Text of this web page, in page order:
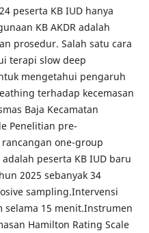
peserta KB IUD hanya
KB AKDR adalah
prosedur. Salah satu cara
terapi slow deep
mengetahui pengaruh
terhadap kecemasan
Baja Kecamatan
Penelitian pre-
one-group
peserta KB IUD baru
2025 sebanyak 34
sampling.Intervensi
selama 15 menit.Instrumen
Hamilton Rating Scale